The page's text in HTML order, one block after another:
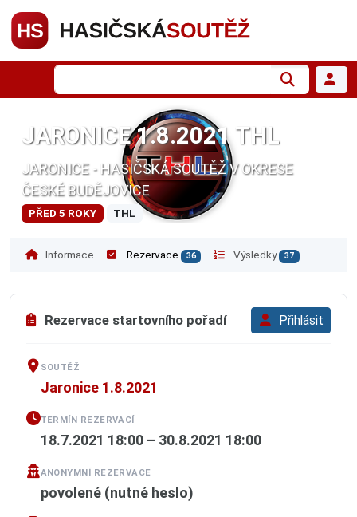
JARONICE 1.8.2021 THL
JARONICE - HASIČSKÁ SOUTĚŽ V OKRESE
ČESKÉ BUDĚJOVICE
PŘED 5 ROKY THL
Informace Rezervace 36 Výsledky 37
Rezervace startovního pořadí Přihlásit
SOUTĚŽ
Jaronice 1.8.2021
TERMÍN REZERVACÍ
18.7.2021 18:00 – 30.8.2021 18:00
ANONYMNÍ REZERVACE
povolené (nutné heslo)